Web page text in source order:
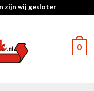
zijn wij gesloten
0